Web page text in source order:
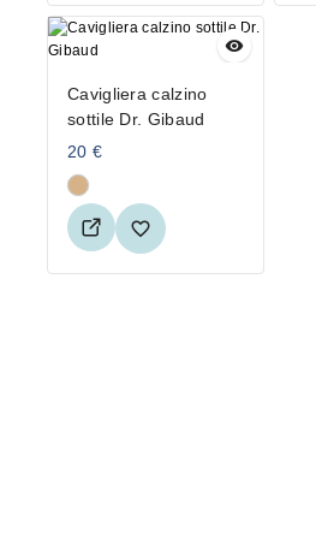
Cavigliera calzino
sottile Dr. Gibaud
20 €